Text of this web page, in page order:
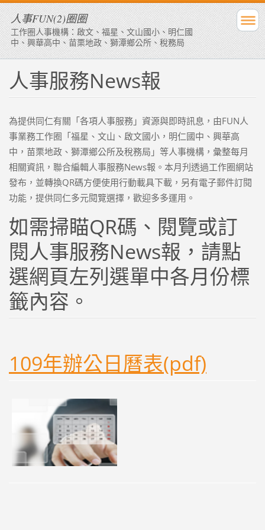
人事FUN(2)圈圈
工作圈人事機構：啟文、福星、文山國小、明仁國
中、興華高中、苗栗地政、獅潭鄉公所、稅務局
人事服務News報
為提供同仁有關「各項人事服務」資源與即時訊息，由FUN人
事業務工作圈「福星、文山、啟文國小，明仁國中、興華高
中，苗栗地政、獅潭鄉公所及稅務局」等人事機構，彙整每月
相關資訊，聯合編輯人事服務News報。本月刋透過工作圈網站
發布，並轉換QR碼方便使用行動載具下載，另有電子郵件訂閱
功能，提供同仁多元閱覽選擇，歡迎多多運用。
如需掃瞄QR碼、閱覽或訂
閱人事服務News報，請點
選網頁左列選單中各月份標
籤內容。
109年辦公日曆表(pdf)